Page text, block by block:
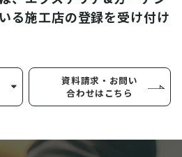
る施工店の登録を受け付け
資料請求・お問い
合わせはこちら